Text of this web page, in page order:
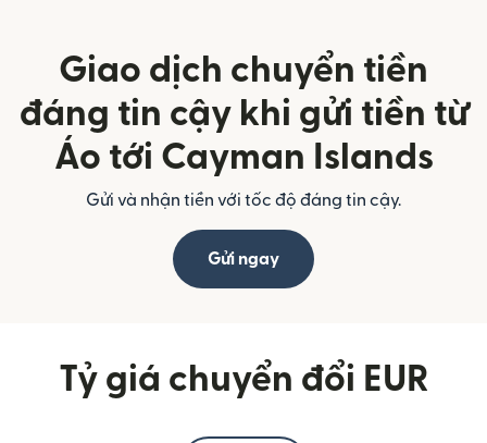
Giao dịch chuyển tiền
đáng tin cậy khi gửi tiền từ
Áo tới Cayman Islands
Gửi và nhận tiền với tốc độ đáng tin cậy.
Gửi ngay
Tỷ giá chuyển đổi EUR